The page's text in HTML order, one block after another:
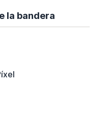
la bandera